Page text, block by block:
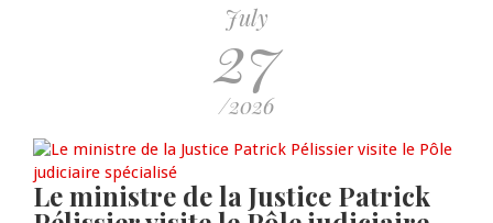
July
27
/2026
Le ministre de la Justice Patrick